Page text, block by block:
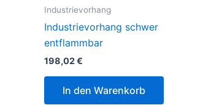
Industrievorhang
Industrievorhang schwer
entflammbar
198,02€
In den Warenkorb